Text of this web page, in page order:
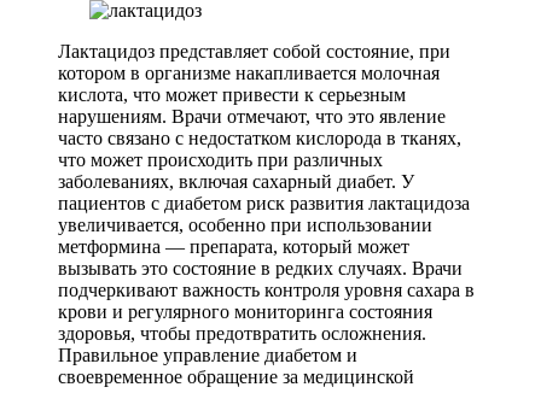
Лактацидоз представляет собой состояние, при
котором в организме накапливается молочная
кислота, что может привести к серьезным
нарушениям. Врачи отмечают, что это явление
часто связано с недостатком кислорода в тканях,
что может происходить при различных
заболеваниях, включая сахарный диабет. У
пациентов с диабетом риск развития лактацидоза
увеличивается, особенно при использовании
метформина — препарата, который может
вызывать это состояние в редких случаях. Врачи
подчеркивают важность контроля уровня сахара в
крови и регулярного мониторинга состояния
здоровья, чтобы предотвратить осложнения.
Правильное управление диабетом и
своевременное обращение за медицинской